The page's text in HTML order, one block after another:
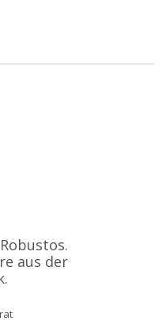
aus der